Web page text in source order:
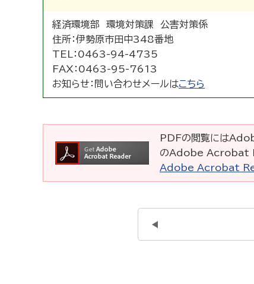
経済環境部 環境対策課 公害対策係
住所：伊勢原市田中348番地
TEL： 0463-94-4735
FAX： 0463-95-7613
お知らせ： 問い合わせメールはこちら
PDFの閲覧には
のAdobe Acrobat
Adobe Acrobat